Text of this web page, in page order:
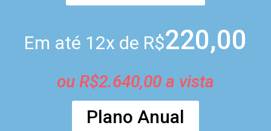
Em até 12x de R$220,00
ou R$2.640,00 a vista
Plano Anual